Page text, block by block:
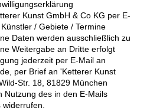
Kunst GmbH & Co KG per E-
/ Gebiete / Termine
Daten werden ausschließlich zu
Weitergabe an Dritte erfolgt
jederzeit per E-Mail an
per Brief an 'Ketterer Kunst
Str. 18, 81829 München
Nutzung des in den E-Mails
widerrufen.